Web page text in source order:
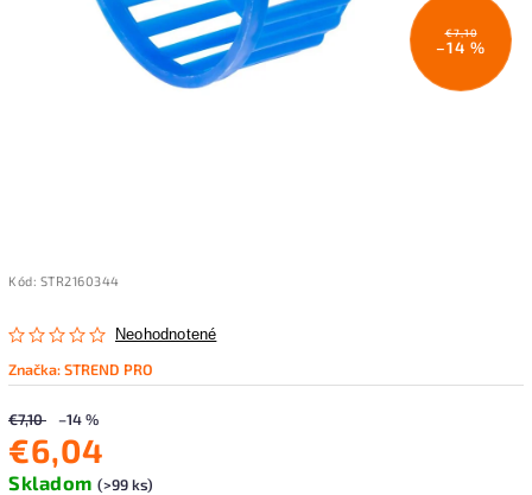
€7,10
–14 %
Kód: STR2160344
Neohodnotené
Značka:STREND PRO
€7,10 –14 %
€6,04
Skladom (>99 ks)